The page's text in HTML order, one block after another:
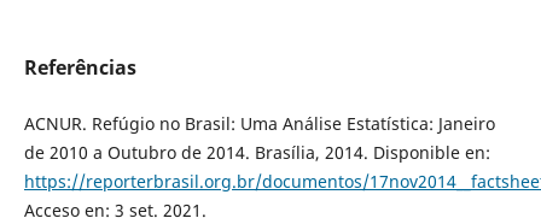
Referências
ACNUR. Refúgio no Brasil: Uma Análise Estatística: Janeiro
de 2010 a Outubro de 2014. Brasília, 2014. Disponible en:
https://reporterbrasil.org.br/documentos/
Acceso en: 3 set. 2021.